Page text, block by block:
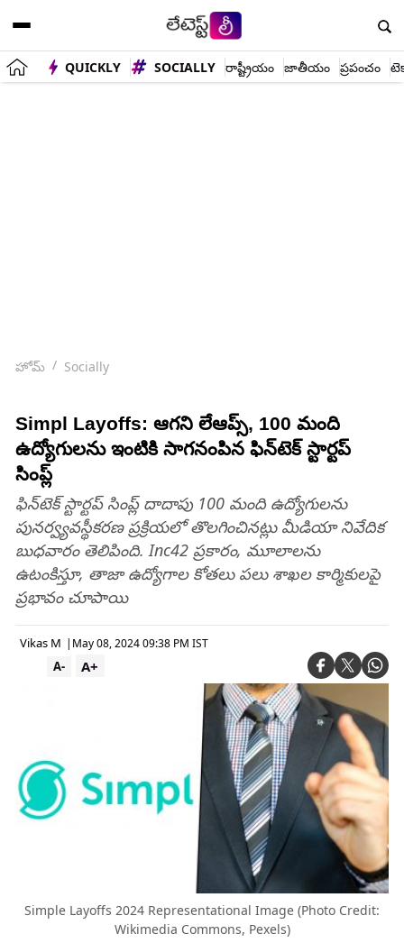
QUICKLY SOCIALLY రాష్ట్రీయం జాతీయం ప్రపంచం
హోమ్ Socially
Simpl Layoffs: ఆగని లేఆప్స్, 100 మంది
ఉద్యోగులను ఇంటికి సాగనంపిన ఫిన్‌టెక్ స్టార్టప్
సింప్ల్
ఫిన్‌టెక్ స్టార్టప్ సింప్ల్ దాదాపు 100 మంది ఉద్యోగులను
పునర్వ్యవస్థీకరణ ప్రక్రియలో తొలగించినట్లు మీడియా నివేదిక
బుధవారం తెలిపింది. Inc42 ప్రకారం, మూలాలను
ఉటంకిస్తూ, తాజా ఉద్యోగాల కోతలు పలు శాఖల కార్మికులపై
ప్రభావం చూపాయి
Vikas M | May 08, 2024 09:38 PM IST
A+
A-
Simple Layoffs 2024 Representational Image (Photo Credit:
Wikimedia Commons, Pexels)